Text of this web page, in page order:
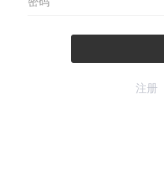
注册